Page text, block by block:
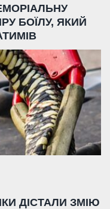
БОЇЛУ, ЯКИЙ
ДІСТАЛИ ЗМІЮ